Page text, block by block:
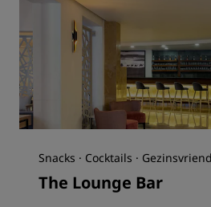
Snacks · Cocktails ·
The Lounge Bar